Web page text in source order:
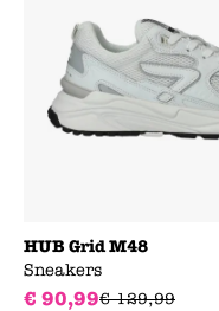
HUB Grid M48
Sneakers
€ 90,99€ 129,99